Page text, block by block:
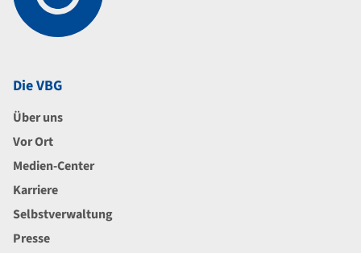
Die VBG
Über uns
Vor Ort
Medien-Center
Karriere
Selbstverwaltung
Presse